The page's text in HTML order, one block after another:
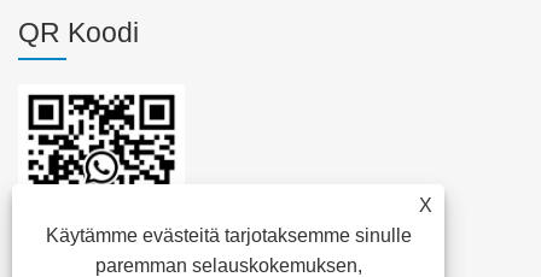
X
Käytämme evästeitä tarjotaksemme sinulle
paremman selauskokemuksen,
QR Koodi